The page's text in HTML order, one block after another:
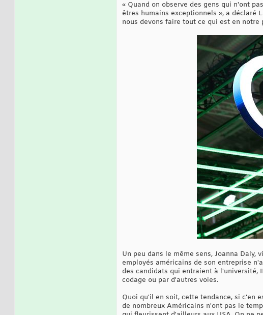
« Quand on observe des gens qui n'ont
êtres humains exceptionnels », a déclaré
nous devons faire tout ce qui est en
Un peu dans le même sens, Joanna Daly,
employés américains de son entreprise
des candidats qui entraient à l'université,
codage ou par d'autres voies.
Quoi qu'il en soit, cette tendance, si c'en
de nombreux Américains n'ont pas le